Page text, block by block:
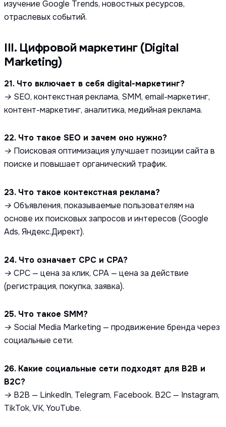
изучение Google Trends, новостных ресурсов,
отраслевых событий.
III. Цифровой маркетинг (Digital
Marketing)
21. Что включает в себя digital-маркетинг?
→ SEO, контекстная реклама, SMM, email-маркетинг,
контент-маркетинг, аналитика, медийная реклама.
22. Что такое SEO и зачем оно нужно?
→ Поисковая оптимизация улучшает позиции сайта в
поиске и повышает органический трафик.
23. Что такое контекстная реклама?
→ Объявления, показываемые пользователям на
основе их поисковых запросов и интересов (Google
Ads, Яндекс.Директ).
24. Что означает CPC и CPA?
→ CPC — цена за клик, CPA — цена за действие
(регистрация, покупка, заявка).
25. Что такое SMM?
→ Social Media Marketing — продвижение бренда через
социальные сети.
26. Какие социальные сети подходят для B2B и
B2C?
→ B2B — LinkedIn, Telegram, Facebook. B2C — Instagram,
TikTok, VK, YouTube.